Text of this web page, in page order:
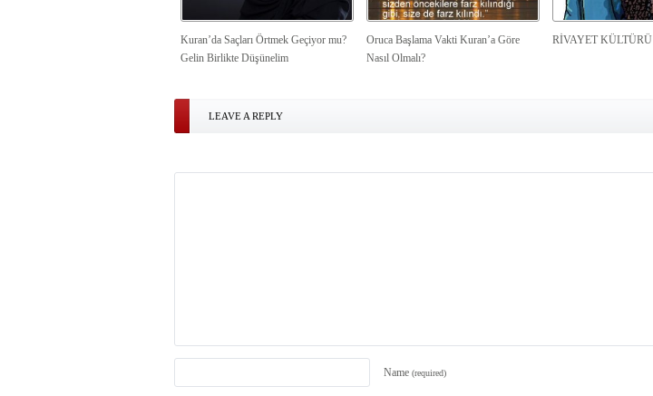
Kuran’da Saçları Örtmek Geçiyor mu?
Gelin Birlikte Düşünelim
Oruca Başlama Vakti Kuran’a Göre
Nasıl Olmalı?
RİVAYET KÜLTÜRÜ
LEAVE A REPLY
Name (required)